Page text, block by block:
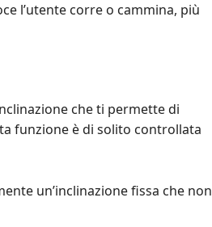
l’utente corre o cammina, più
che ti permette di
funzione è di solito controllata
un’inclinazione fissa che non